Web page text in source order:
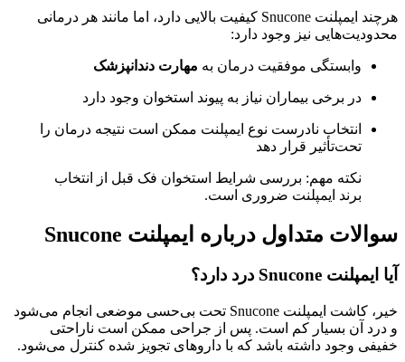
هرچند ایمپلنت Snucone کیفیت بالایی دارد، اما مانند هر درمانی
محدودیت‌هایی نیز وجود دارد:
وابستگی موفقیت درمان به مهارت دندانپزشک
در برخی بیماران نیاز به پیوند استخوان وجود دارد
انتخاب نادرست نوع ایمپلنت ممکن است نتیجه درمان را
تحت‌تأثیر قرار دهد
نکته مهم: بررسی شرایط استخوان فک قبل از انتخاب
برند ایمپلنت ضروری است.
سوالات متداول درباره ایمپلنت Snucone
آیا ایمپلنت Snucone درد دارد؟
خیر، کاشت ایمپلنت Snucone تحت بی‌حسی موضعی انجام می‌شود
و درد آن بسیار کم است. پس از جراحی ممکن است ناراحتی
خفیفی وجود داشته باشد که با داروهای تجویز شده کنترل می‌شود.